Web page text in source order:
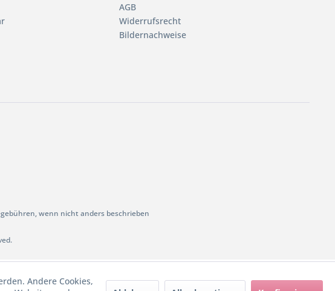
AGB
Widerrufsrecht
Bildernachweise
wenn nicht anders beschrieben
Andere Cookies,